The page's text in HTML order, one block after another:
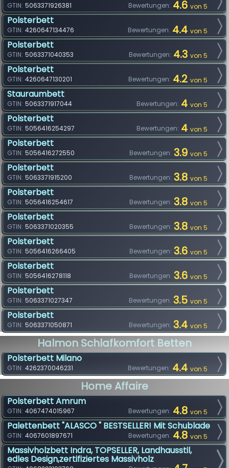
Bewertungen: 4.6 von 5
GTIN: 5063371926381
Polsterbett
Bewertungen: 4.4 von 5
GTIN: 4260647134476
Polsterbett
Bewertungen: 4.3 von 5
GTIN: 5063371040353
Polsterbett
Bewertungen: 4.2 von 5
GTIN: 4260647130201
Stauraumbett
Bewertungen: 4 von 5
GTIN: 5063371917044
Polsterbett
Bewertungen: 4 von 5
GTIN: 5056416254297
Polsterbett
Bewertungen: 3.9 von 5
GTIN: 5056416272550
Polsterbett
Bewertungen: 3.8 von 5
GTIN: 5063371915200
Polsterbett
Bewertungen: 3.8 von 5
GTIN: 5056416254617
Polsterbett
Bewertungen: 3.8 von 5
GTIN: 5063371020355
Polsterbett
Bewertungen: 3.6 von 5
GTIN: 5056416266405
Polsterbett
Bewertungen: 3.6 von 5
GTIN: 5056416278118
Polsterbett
Bewertungen: 3.5 von 5
GTIN: 5063371027347
Polsterbett
Bewertungen: 3.4 von 5
GTIN: 5063371050871
Halmon Schlafkomfort Betten
Polsterbett Milano
Bewertungen: 4.4 von 5
GTIN: 4262370046231
Home Affaire
Polsterbett Amrum
Bewertungen: 4.8 von 5
GTIN: 4067474015967
Palettenbett "ALASCO " BESTSELLER! Mit Schublade
Bewertungen: 4.8 von 5
GTIN: 4067601897671
Massivholzbett Indra, TOPSELLER, Landhausstil,
edles Design,zertifiziertes Massivholz